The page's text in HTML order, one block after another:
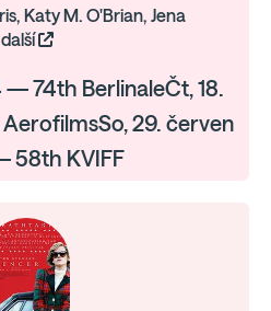
Katy M. O'Brian, Jena
— 74th BerlinaleČt, 18.
29. červen
58th KVIFF